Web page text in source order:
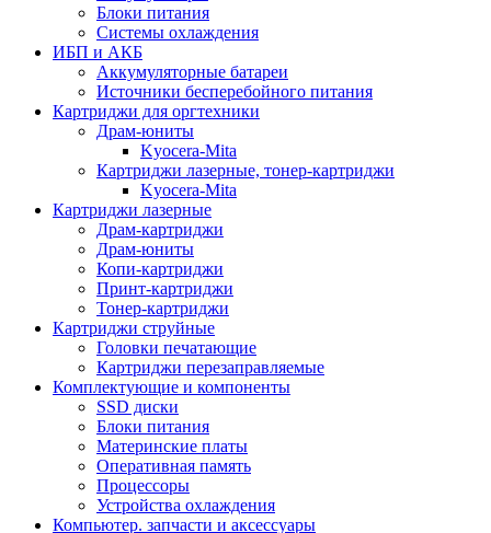
Блоки питания
Системы охлаждения
ИБП и АКБ
Аккумуляторные батареи
Источники бесперебойного питания
Картриджи для оргтехники
Драм-юниты
Kyocera-Mita
Картриджи лазерные, тонер-картриджи
Kyocera-Mita
Картриджи лазерные
Драм-картриджи
Драм-юниты
Копи-картриджи
Принт-картриджи
Тонер-картриджи
Картриджи струйные
Головки печатающие
Картриджи перезаправляемые
Комплектующие и компоненты
SSD диски
Блоки питания
Материнские платы
Оперативная память
Процессоры
Устройства охлаждения
Компьютер. запчасти и аксессуары